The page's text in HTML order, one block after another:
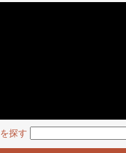
探す